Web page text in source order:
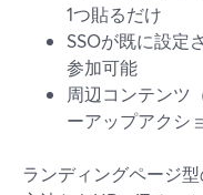
1つ貼るだけ
SSOが既に設定
参加可能
周辺コンテンツ
ーアップアクシ
ランディングページ